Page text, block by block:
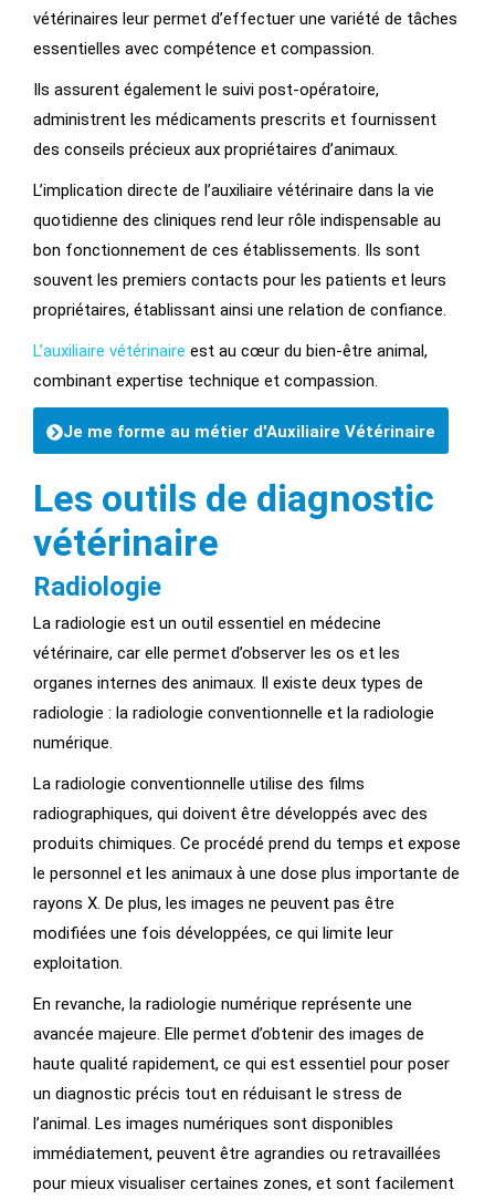
vétérinaires leur permet d’effectuer une variété de tâches
essentielles avec compétence et compassion.
Ils assurent également le suivi post-opératoire,
administrent les médicaments prescrits et fournissent
des conseils précieux aux propriétaires d’animaux.
L’implication directe de l’auxiliaire vétérinaire dans la vie
quotidienne des cliniques rend leur rôle indispensable au
bon fonctionnement de ces établissements. Ils sont
souvent les premiers contacts pour les patients et leurs
propriétaires, établissant ainsi une relation de confiance.
L’auxiliaire vétérinaire est au cœur du bien-être animal,
combinant expertise technique et compassion.
Je me forme au métier d'Auxiliaire Vétérinaire
Les outils de diagnostic
vétérinaire
Radiologie
La radiologie est un outil essentiel en médecine
vétérinaire, car elle permet d’observer les os et les
organes internes des animaux. Il existe deux types de
radiologie : la radiologie conventionnelle et la radiologie
numérique.
La radiologie conventionnelle utilise des films
radiographiques, qui doivent être développés avec des
produits chimiques. Ce procédé prend du temps et expose
le personnel et les animaux à une dose plus importante de
rayons X. De plus, les images ne peuvent pas être
modifiées une fois développées, ce qui limite leur
exploitation.
En revanche, la radiologie numérique représente une
avancée majeure. Elle permet d’obtenir des images de
haute qualité rapidement, ce qui est essentiel pour poser
un diagnostic précis tout en réduisant le stress de
l’animal. Les images numériques sont disponibles
immédiatement, peuvent être agrandies ou retravaillées
pour mieux visualiser certaines zones, et sont facilement